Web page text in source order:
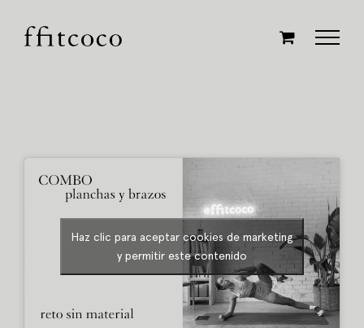
contenido
Haz clic para aceptar cookies de marketing
y permitir este contenido